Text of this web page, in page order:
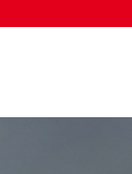
للمحتوى